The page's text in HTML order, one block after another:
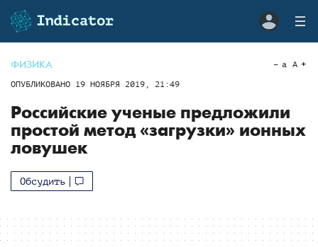
ФИЗИКА
ОПУБЛИКОВАНО 19 НОЯБРЯ 2019, 21:49
a A
Российские ученые предложили
простой метод «загрузки» ионных
ловушек
Обсудить